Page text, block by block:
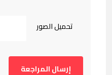
تحميل الصور